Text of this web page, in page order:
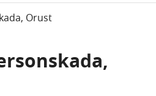
Orust